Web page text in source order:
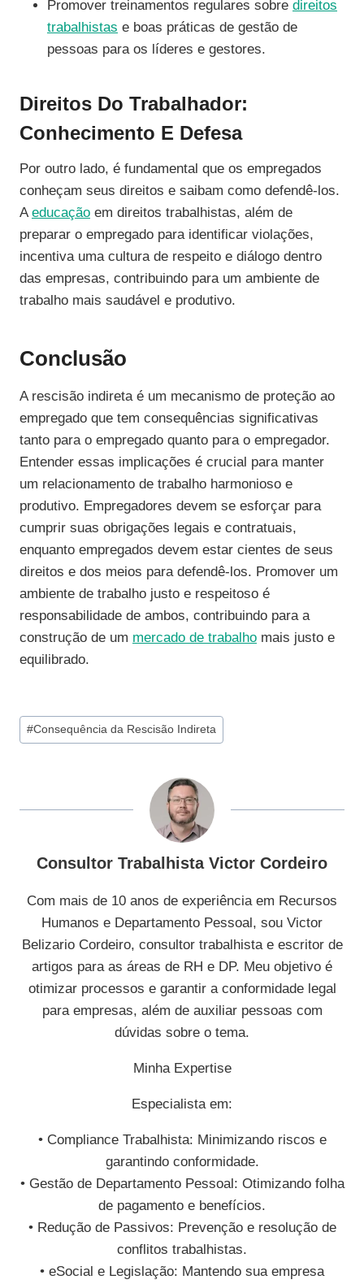
Promover treinamentos regulares sobre direitos
trabalhistas e boas práticas de gestão de
pessoas para os líderes e gestores.
Direitos Do Trabalhador:
Conhecimento E Defesa
Por outro lado, é fundamental que os empregados
conheçam seus direitos e saibam como defendê-los.
Aeducação em direitos trabalhistas, além de
preparar o empregado para identificar violações,
incentiva uma cultura de respeito e diálogo dentro
das empresas, contribuindo para um ambiente de
trabalho mais saudável e produtivo.
Conclusão
A rescisão indireta é um mecanismo de proteção ao
empregado que tem consequências significativas
tanto para o empregado quanto para o empregador.
Entender essas implicações é crucial para manter
um relacionamento de trabalho harmonioso e
produtivo. Empregadores devem se esforçar para
cumprir suas obrigações legais e contratuais,
enquanto empregados devem estar cientes de seus
direitos e dos meios para defendê-los. Promover um
ambiente de trabalho justo e respeitoso é
responsabilidade de ambos, contribuindo para a
construção de um mercado de trabalho mais justo e
equilibrado.
Tags
do
#Consequência da Rescisão Indireta
Consultor Trabalhista Victor Cordeiro
Com mais de 10 anos de experiência em Recursos
Humanos e Departamento Pessoal, sou Victor
Belizario Cordeiro, consultor trabalhista e escritor de
artigos para as áreas de RH e DP. Meu objetivo é
otimizar processos e garantir a conformidade legal
para empresas, além de auxiliar pessoas com
dúvidas sobre o tema.
Minha Expertise
Especialista em:
• Compliance Trabalhista: Minimizando riscos e
garantindo conformidade.
• Gestão de Departamento Pessoal: Otimizando folha
de pagamento e benefícios.
• Redução de Passivos: Prevenção e resolução de
conflitos trabalhistas.
• eSocial e Legislação: Mantendo sua empresa